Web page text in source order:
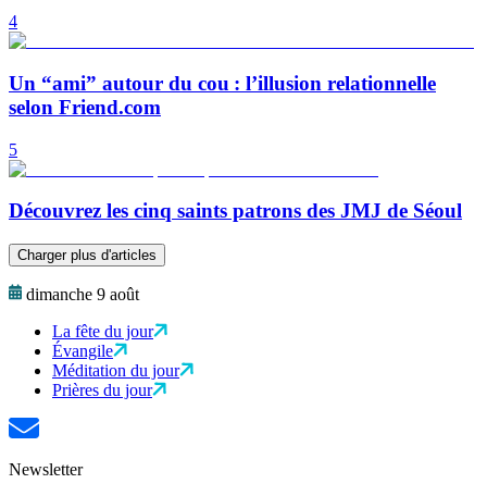
4
Un “ami” autour du cou : l’illusion relationnelle
selon Friend.com
5
Découvrez les cinq saints patrons des JMJ de Séoul
Charger plus d'articles
dimanche 9 août
La fête du jour
Évangile
Méditation du jour
Prières du jour
Newsletter